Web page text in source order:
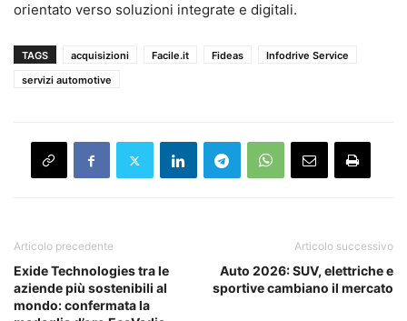
orientato verso soluzioni integrate e digitali.
TAGS acquisizioni Facile.it Fideas
Infodrive Service
servizi automotive
Articolo precedente
Exide Technologies tra le
aziende più sostenibili al
mondo: confermata la
Articolo successivo
Auto 2026: SUV, elettriche e
sportive cambiano il mercato